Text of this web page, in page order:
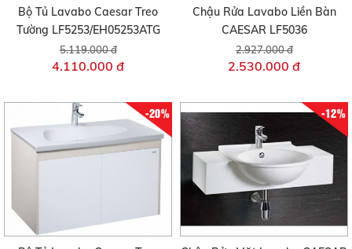
Bộ Tủ Lavabo Caesar Treo
Tường LF5253/EH05253ATG
5.119.000 đ
4.110.000 đ
Chậu Rửa Lavabo Liền Bàn
CAESAR LF5036
2.927.000 đ
2.530.000 đ
-20% -12%